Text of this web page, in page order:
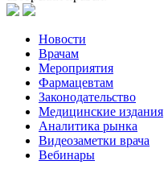
Новости
Врачам
Мероприятия
Фармацевтам
Законодательство
Медицинские издания
Аналитика рынка
Видеозаметки врача
Вебинары